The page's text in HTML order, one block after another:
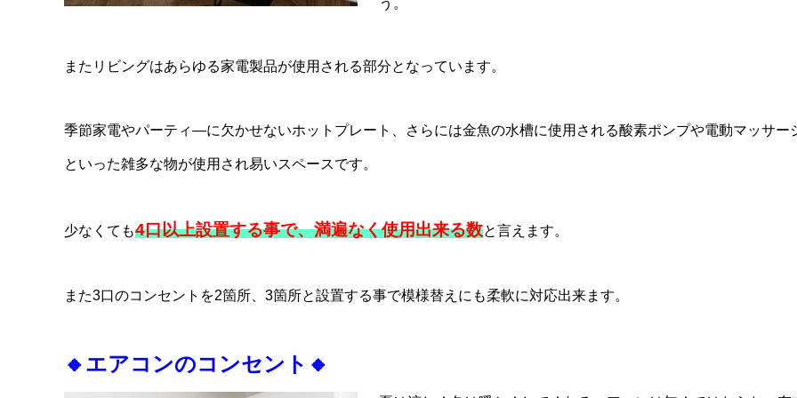
う。
またリビングはあらゆる家電製品が使用される部分となっています。
季節家電やパーティ―に欠かせないホットプレート、さらには金魚の水槽に使用される酸素ポンプや電動マッサー
といった雑多な物が使用され易いスペースです。
少なくても4口以上設置する事で、満遍なく使用出来る数と言えます。
また3口のコンセントを2箇所、3箇所と設置する事で模様替えにも柔軟に対応出来ます。
🔸 エアコンのコンセント 🔸